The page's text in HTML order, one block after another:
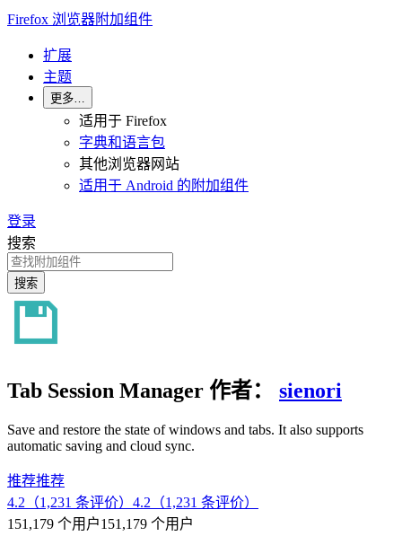
Firefox 浏览器附加组件
扩展
主题
更多…
适用于 Firefox
字典和语言包
其他浏览器网站
适用于 Android 的附加组件
登录
搜索
搜索
Tab Session Manager 作者： sienori
Save and restore the state of windows and tabs. It also supports
automatic saving and cloud sync.
推荐推荐
4.2（1,231 条评价） 4.2（1,231 条评价）
151,179 个用户151,179 个用户